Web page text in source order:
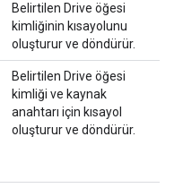
Belirtilen Drive öğesi
kimliğinin kısayolunu
oluşturur ve döndürür.
Belirtilen Drive öğesi
kimliği ve kaynak
anahtarı için kısayol
oluşturur ve döndürür.